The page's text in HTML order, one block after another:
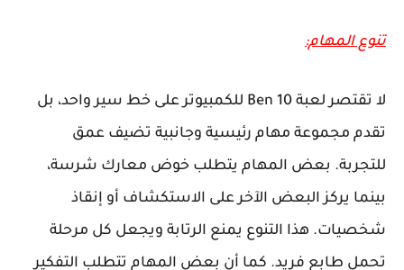
تنوع المهام:
لا تقتصر لعبة Ben 10 للكمبيوتر على خط سير واحد، بل
تقدم مجموعة مهام رئيسية وجانبية تضيف عمق
للتجربة. بعض المهام يتطلب خوض معارك شرسة،
بينما يركز البعض الآخر على الاستكشاف أو إنقاذ
شخصيات. هذا التنوع يمنع الرتابة ويجعل كل مرحلة
تحمل طابع فريد. كما أن بعض المهام تتطلب التفكير